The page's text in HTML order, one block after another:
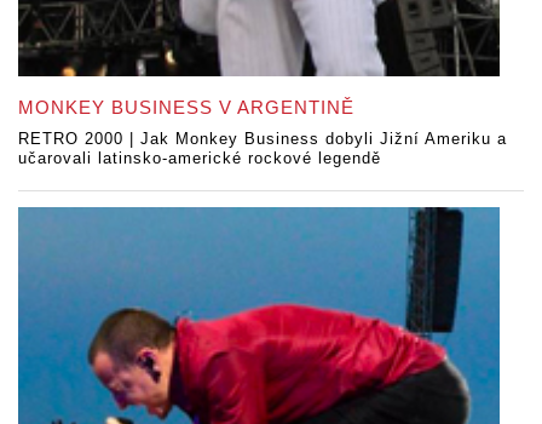
MONKEY BUSINESS V ARGENTINĚ
RETRO 2000 | Jak Monkey Business dobyli Jižní Ameriku a
učarovali latinsko-americké rockové legendě